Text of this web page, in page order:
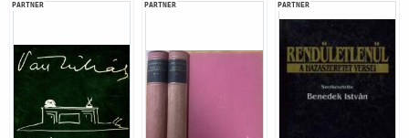
PARTNER PARTNER PARTNER